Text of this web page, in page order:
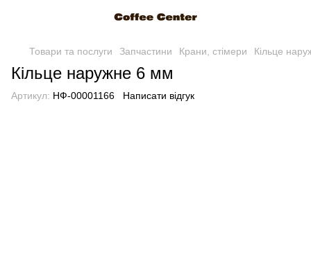
Товари та послуги Запчастини Крани, стімери Кільце
Кільце наружне 6 мм
Артикул: НФ-00001166 Написати відгук